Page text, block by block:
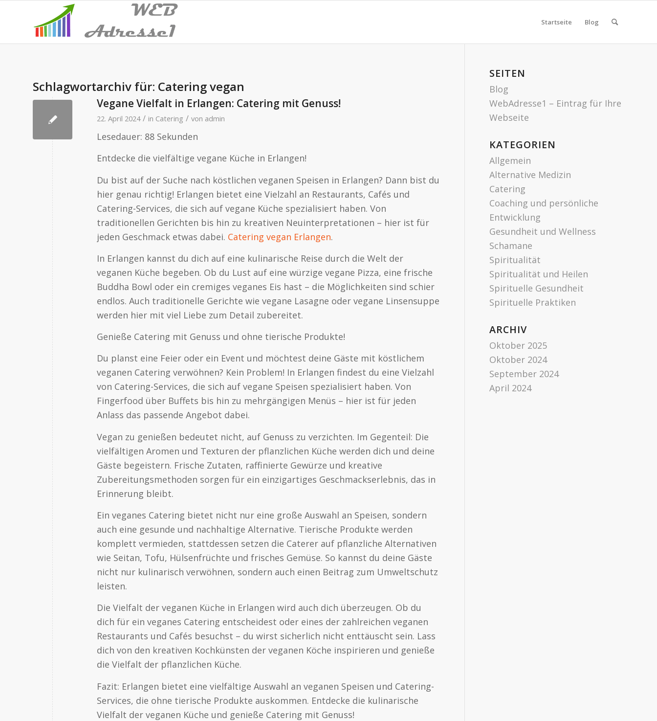
Startseite Blog
Schlagwortarchiv für: Catering vegan
Vegane Vielfalt in Erlangen: Catering mit Genuss!
22. April 2024 / in Catering / von admin
Lesedauer: 88 Sekunden
Entdecke die vielfältige vegane Küche in Erlangen!
Du bist auf der Suche nach köstlichen veganen Speisen in Erlangen? Dann bist du
hier genau richtig! Erlangen bietet eine Vielzahl an Restaurants, Cafés und
Catering-Services, die sich auf vegane Küche spezialisiert haben. Von
traditionellen Gerichten bis hin zu kreativen Neuinterpretationen – hier ist für
jeden Geschmack etwas dabei. Catering vegan Erlangen.
In Erlangen kannst du dich auf eine kulinarische Reise durch die Welt der
veganen Küche begeben. Ob du Lust auf eine würzige vegane Pizza, eine frische
Buddha Bowl oder ein cremiges veganes Eis hast – die Möglichkeiten sind schier
endlos. Auch traditionelle Gerichte wie vegane Lasagne oder vegane Linsensuppe
werden hier mit viel Liebe zum Detail zubereitet.
Genieße Catering mit Genuss und ohne tierische Produkte!
Du planst eine Feier oder ein Event und möchtest deine Gäste mit köstlichem
veganen Catering verwöhnen? Kein Problem! In Erlangen findest du eine Vielzahl
von Catering-Services, die sich auf vegane Speisen spezialisiert haben. Von
Fingerfood über Buffets bis hin zu mehrgängigen Menüs – hier ist für jeden
Anlass das passende Angebot dabei.
Vegan zu genießen bedeutet nicht, auf Genuss zu verzichten. Im Gegenteil: Die
vielfältigen Aromen und Texturen der pflanzlichen Küche werden dich und deine
Gäste begeistern. Frische Zutaten, raffinierte Gewürze und kreative
Zubereitungsmethoden sorgen für ein einzigartiges Geschmackserlebnis, das in
Erinnerung bleibt.
Ein veganes Catering bietet nicht nur eine große Auswahl an Speisen, sondern
auch eine gesunde und nachhaltige Alternative. Tierische Produkte werden
komplett vermieden, stattdessen setzen die Caterer auf pflanzliche Alternativen
wie Seitan, Tofu, Hülsenfrüchte und frisches Gemüse. So kannst du deine Gäste
nicht nur kulinarisch verwöhnen, sondern auch einen Beitrag zum Umweltschutz
leisten.
Die Vielfalt der veganen Küche in Erlangen wird auch dich überzeugen. Ob du
dich für ein veganes Catering entscheidest oder eines der zahlreichen veganen
Restaurants und Cafés besuchst – du wirst sicherlich nicht enttäuscht sein. Lass
dich von den kreativen Kochkünsten der veganen Köche inspirieren und genieße
die Vielfalt der pflanzlichen Küche.
Fazit: Erlangen bietet eine vielfältige Auswahl an veganen Speisen und Catering-
Services, die ohne tierische Produkte auskommen. Entdecke die kulinarische
Vielfalt der veganen Küche und genieße Catering mit Genuss!
SEITEN
Blog
WebAdresse1 – Eintrag für Ihre
Webseite
KATEGORIEN
Allgemein
Alternative Medizin
Catering
Coaching und persönliche
Entwicklung
Gesundheit und Wellness
Schamane
Spiritualität
Spiritualität und Heilen
Spirituelle Gesundheit
Spirituelle Praktiken
ARCHIV
Oktober 2025
Oktober 2024
September 2024
April 2024